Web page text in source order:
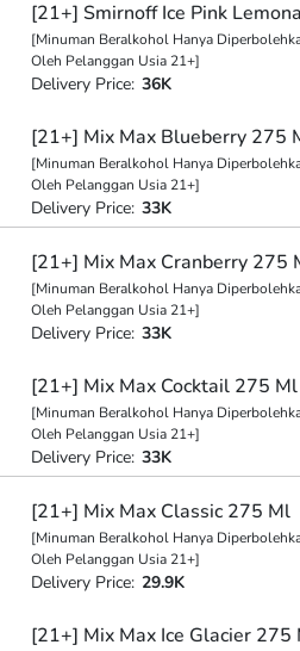
[21+] Smirnoff Ice Pink
[Minuman Beralkohol Hanya
Oleh Pelanggan Usia 21+]
Delivery Price: 36K
[21+] Mix Max Blueberry 275
[Minuman Beralkohol Hanya
Oleh Pelanggan Usia 21+]
Delivery Price: 33K
[21+] Mix Max Cranberry 275
[Minuman Beralkohol Hanya
Oleh Pelanggan Usia 21+]
Delivery Price: 33K
[21+] Mix Max Cocktail 275 Ml
[Minuman Beralkohol Hanya
Oleh Pelanggan Usia 21+]
Delivery Price: 33K
[21+] Mix Max Classic 275 Ml
[Minuman Beralkohol Hanya
Oleh Pelanggan Usia 21+]
Delivery Price: 29.9K
[21+] Mix Max Ice Glacier 275